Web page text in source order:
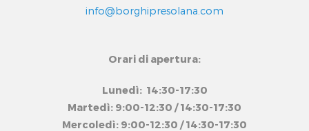
info@borghipresolana.com
Orari di apertura:
Lunedì: 14:30-17:30
Martedì: 9:00-12:30 / 14:30-17:30
Mercoledì: 9:00-12:30 / 14:30-17:30